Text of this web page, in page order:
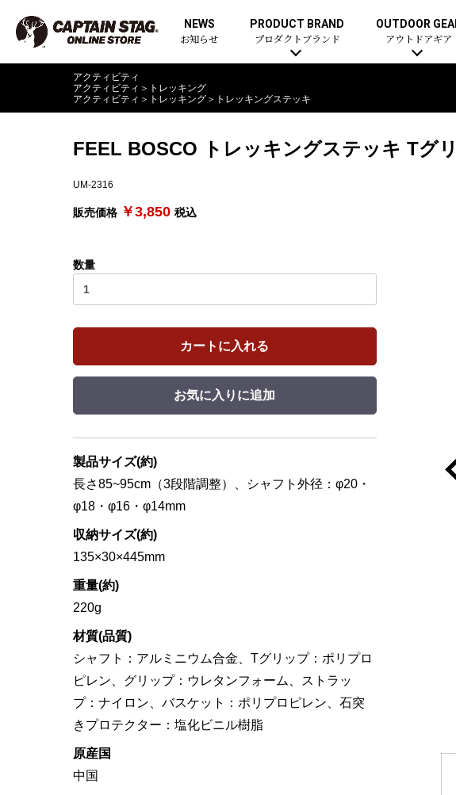
NEWS
お知らせ
PRODUCT BRAND
プロダクトブランド
OUTDOOR
アウトドアギア
アクティビティ
アクティビティ ＞ トレッキング
アクティビティ ＞ トレッキング ＞ トレッキングステッキ
FEEL BOSCO トレッキングステッキ Tグ
UM-2316
販売価格 ￥3,850 税込
数量
カートに入れる
お気に入りに追加
製品サイズ(約)
長さ85~95cm（3段階調整）、シャフト外径：φ20・
φ18・φ16・φ14mm
収納サイズ(約)
135×30×445mm
重量(約)
220g
材質(品質)
シャフト：アルミニウム合金、Tグリップ：ポリプロ
ピレン、グリップ：ウレタンフォーム、ストラッ
プ：ナイロン、バスケット：ポリプロピレン、石突
きプロテクター：塩化ビニル樹脂
原産国
中国